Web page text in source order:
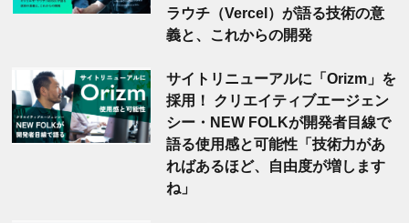
ラウチ（Vercel）が語る技術の意
義と、これからの開発
サイトリニューアルに「Orizm」を
採用！ クリエイティブエージェン
シー・NEW FOLKが開発者目線で
語る使用感と可能性「技術力があ
ればあるほど、自由度が増します
ね」